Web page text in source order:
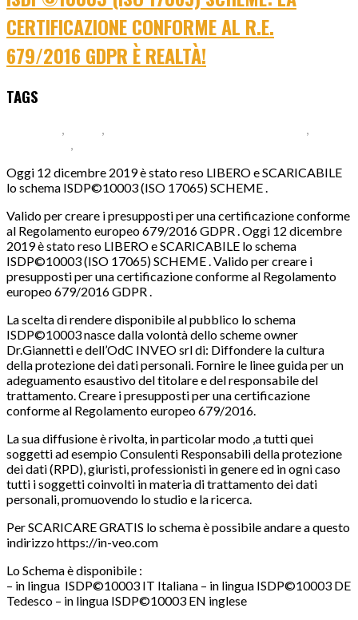
CERTIFICAZIONE CONFORME AL R.E.
679/2016 GDPR È REALTÀ!
TAGS
, ,
,
,
Oggi 12 dicembre 2019 è stato reso LIBERO e SCARICABILE
lo schema ISDP©10003 (ISO 17065) SCHEME .
Valido per creare i presupposti per una certificazione conforme
al Regolamento europeo 679/2016 GDPR . Oggi 12 dicembre
2019 è stato reso LIBERO e SCARICABILE lo schema
ISDP©10003 (ISO 17065) SCHEME . Valido per creare i
presupposti per una certificazione conforme al Regolamento
europeo 679/2016 GDPR .
La scelta di rendere disponibile al pubblico lo schema
ISDP©10003 nasce dalla volontà dello scheme owner
Dr.Giannetti e dell’OdC INVEO srl di: Diffondere la cultura
della protezione dei dati personali. Fornire le linee guida per un
adeguamento esaustivo del titolare e del responsabile del
trattamento. Creare i presupposti per una certificazione
conforme al Regolamento europeo 679/2016.
La sua diffusione è rivolta, in particolar modo ,a tutti quei
soggetti ad esempio Consulenti Responsabili della protezione
dei dati (RPD), giuristi, professionisti in genere ed in ogni caso
tutti i soggetti coinvolti in materia di trattamento dei dati
personali, promuovendo lo studio e la ricerca.
Per SCARICARE GRATIS lo schema è possibile andare a questo
indirizzo https://in-veo.com
Lo Schema è disponibile :
– in lingua ISDP©10003 IT Italiana – in lingua ISDP©10003 DE
Tedesco – in lingua ISDP©10003 EN inglese